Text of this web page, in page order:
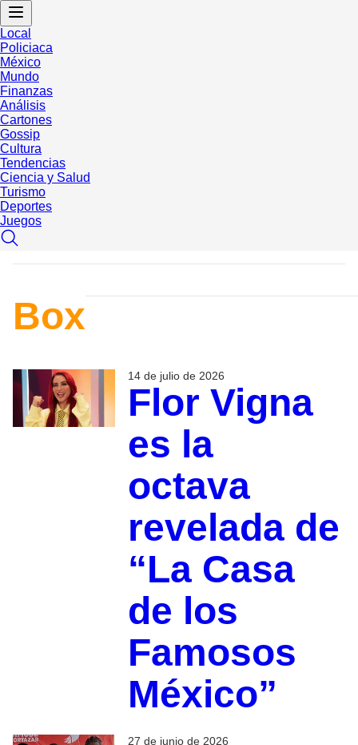
Local
Policiaca
México
Mundo
Finanzas
Análisis
Cartones
Gossip
Cultura
Tendencias
Ciencia y Salud
Turismo
Deportes
Juegos
Box
14 de julio de 2026
Flor Vigna
es la
octava
revelada de
“La Casa
de los
Famosos
México”
27 de junio de 2026